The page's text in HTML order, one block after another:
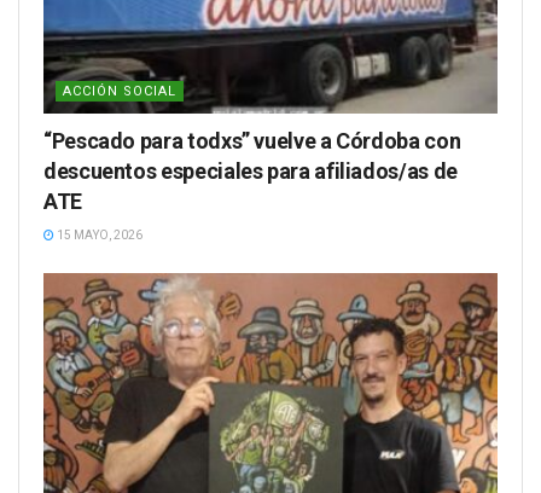
ACCIÓN SOCIAL
“Pescado para todxs” vuelve a Córdoba con
descuentos especiales para afiliados/as de
ATE
15 MAYO, 2026